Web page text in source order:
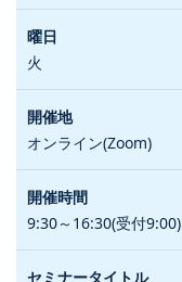
火
オンライン(Zoom)
9:30～16:30(受付9:00)